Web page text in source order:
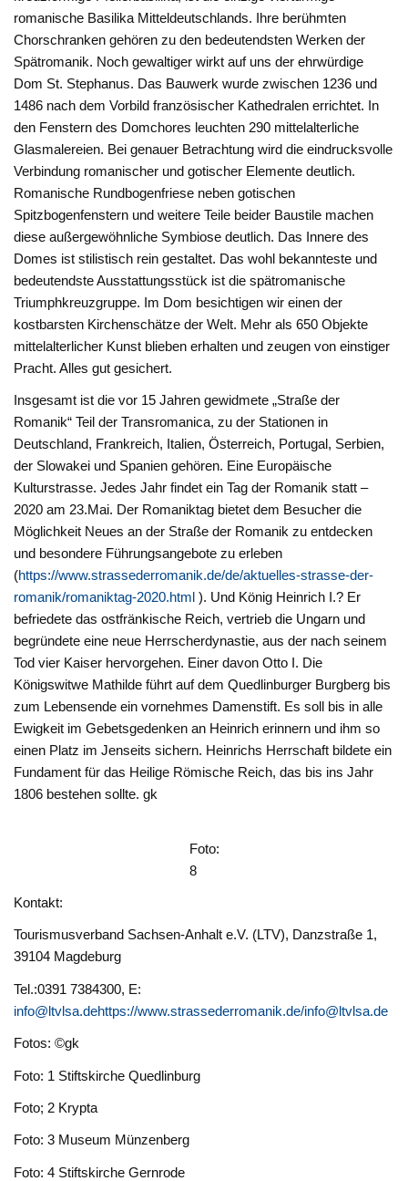
romanische Basilika Mitteldeutschlands. Ihre berühmten
Chorschranken gehören zu den bedeutendsten Werken der
Spätromanik. Noch gewaltiger wirkt auf uns der ehrwürdige
Dom St. Stephanus. Das Bauwerk wurde zwischen 1236 und
1486 nach dem Vorbild französischer Kathedralen errichtet. In
den Fenstern des Domchores leuchten 290 mittelalterliche
Glasmalereien. Bei genauer Betrachtung wird die eindrucksvolle
Verbindung romanischer und gotischer Elemente deutlich.
Romanische Rundbogenfriese neben gotischen
Spitzbogenfenstern und weitere Teile beider Baustile machen
diese außergewöhnliche Symbiose deutlich. Das Innere des
Domes ist stilistisch rein gestaltet. Das wohl bekannteste und
bedeutendste Ausstattungsstück ist die spätromanische
Triumphkreuzgruppe. Im Dom besichtigen wir einen der
kostbarsten Kirchenschätze der Welt. Mehr als 650 Objekte
mittelalterlicher Kunst blieben erhalten und zeugen von einstiger
Pracht. Alles gut gesichert.
Insgesamt ist die vor 15 Jahren gewidmete „Straße der
Romanik“ Teil der Transromanica, zu der Stationen in
Deutschland, Frankreich, Italien, Österreich, Portugal, Serbien,
der Slowakei und Spanien gehören. Eine Europäische
Kulturstrasse. Jedes Jahr findet ein Tag der Romanik statt –
2020 am 23.Mai. Der Romaniktag bietet dem Besucher die
Möglichkeit Neues an der Straße der Romanik zu entdecken
und besondere Führungsangebote zu erleben
(https://www.strassederromanik.de/de/aktuelles-strasse-der-
romanik/romaniktag-2020.html ). Und König Heinrich I.? Er
befriedete das ostfränkische Reich, vertrieb die Ungarn und
begründete eine neue Herrscherdynastie, aus der nach seinem
Tod vier Kaiser hervorgehen. Einer davon Otto I. Die
Königswitwe Mathilde führt auf dem Quedlinburger Burgberg bis
zum Lebensende ein vornehmes Damenstift. Es soll bis in alle
Ewigkeit im Gebetsgedenken an Heinrich erinnern und ihm so
einen Platz im Jenseits sichern. Heinrichs Herrschaft bildete ein
Fundament für das Heilige Römische Reich, das bis ins Jahr
1806 bestehen sollte. gk
Foto:
8
Kontakt:
Tourismusverband Sachsen-Anhalt e.V. (LTV), Danzstraße 1,
39104 Magdeburg
Tel.:0391 7384300, E:
info@ltvlsa.dehttps://www.strassederromanik.de/info@ltvlsa.de
Fotos: ©gk
Foto: 1 Stiftskirche Quedlinburg
Foto; 2 Krypta
Foto: 3 Museum Münzenberg
Foto: 4 Stiftskirche Gernrode